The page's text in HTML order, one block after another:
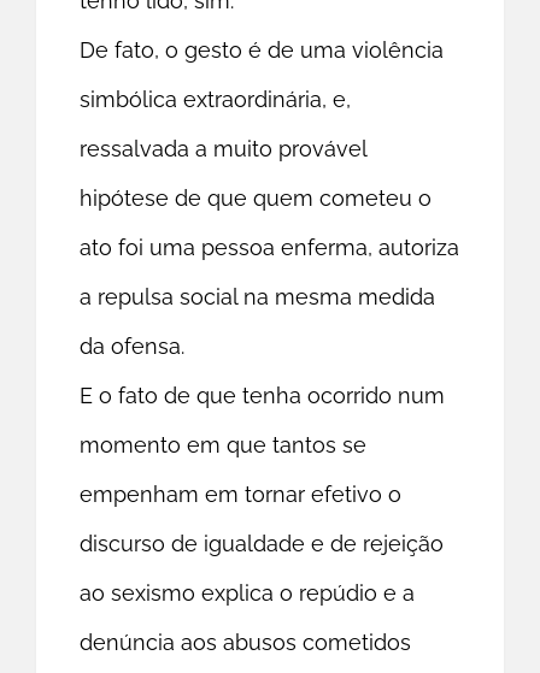
De fato, o gesto é de uma violência
simbólica extraordinária, e,
ressalvada a muito provável
hipótese de que quem cometeu o
ato foi uma pessoa enferma, autoriza
a repulsa social na mesma medida
da ofensa.
E o fato de que tenha ocorrido num
momento em que tantos se
empenham em tornar efetivo o
discurso de igualdade e de rejeição
ao sexismo explica o repúdio e a
denúncia aos abusos cometidos